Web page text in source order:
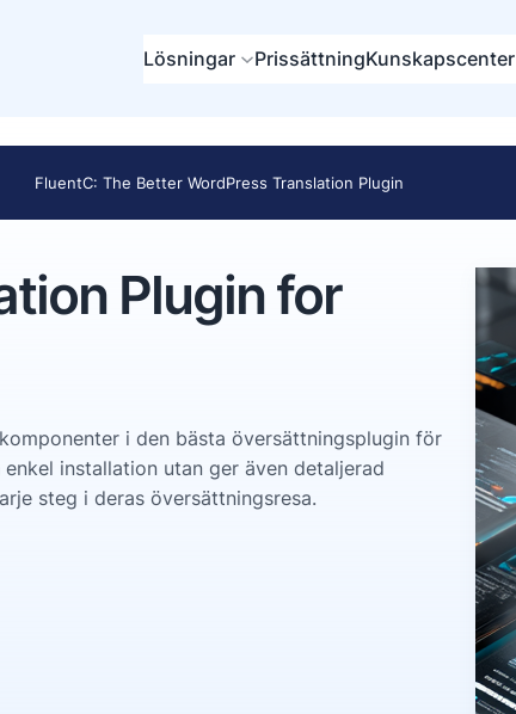
Lösningar PrissättningKunskapscenter
FluentC: The Better WordPress Translation Plugin
Plugin for
i den bästa översättningsplugin för
installation utan ger även detaljerad
steg i deras översättningsresa.